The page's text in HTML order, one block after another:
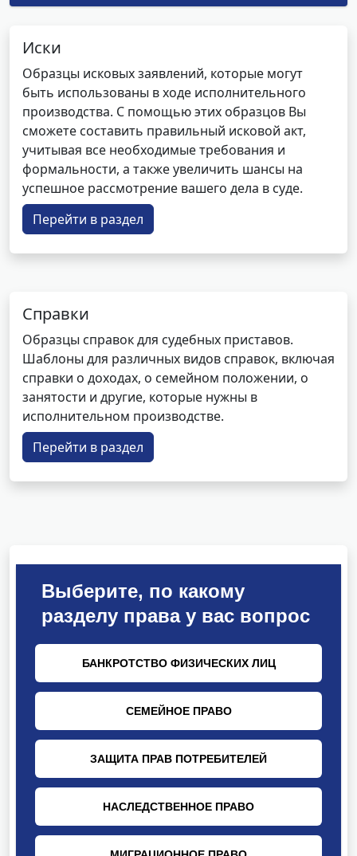
Иски
Образцы исковых заявлений, которые могут
быть использованы в ходе исполнительного
производства. С помощью этих образцов Вы
сможете составить правильный исковой акт,
учитывая все необходимые требования и
формальности, а также увеличить шансы на
успешное рассмотрение вашего дела в суде.
Перейти в раздел
Справки
Образцы справок для судебных приставов.
Шаблоны для различных видов справок, включая
справки о доходах, о семейном положении, о
занятости и другие, которые нужны в
исполнительном производстве.
Перейти в раздел